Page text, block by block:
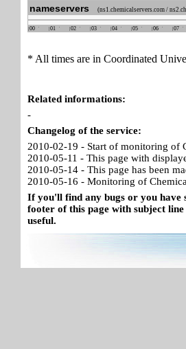
nameservers (ns1.chemicalservers.com /
00 01 02 03 04 05 06 07
* All times are in Coordinated
Related informations:
-
Changelog of the service:
2010-02-19 - Start of monitoring of
2010-05-11 - This page with
2010-05-14 - This page has been
2010-05-16 - Monitoring of
If you'll find any bugs or you have
footer of this page with subject
useful.